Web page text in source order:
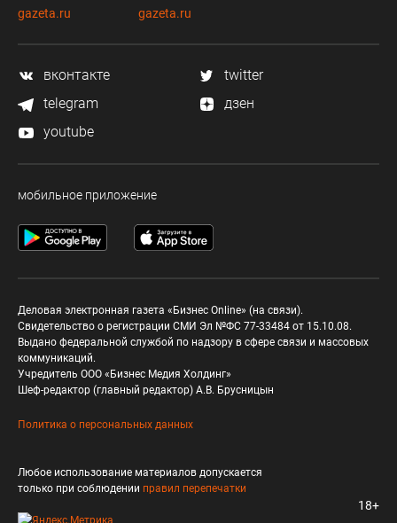
gazeta.ru
gazeta.ru
вконтакте
twitter
telegram
дзен
youtube
мобильное приложение
Деловая электронная газета «Бизнес Online» (на связи).
Свидетельство о регистрации СМИ Эл №ФС 77-33484 от 15.10.08.
Выдано федеральной службой по надзору в сфере связи и массовых
коммуникаций.
Учредитель ООО «Бизнес Медия Холдинг»
Шеф-редактор (главный редактор) А.В. Брусницын
Политика о персональных данных
Любое использование материалов допускается
только при соблюдении правил перепечатки
18+